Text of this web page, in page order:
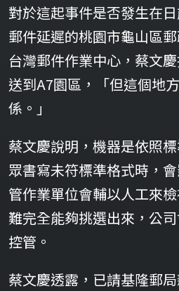
對於這起事件是否發生在
郵件延遲的桃園市龜山區
台灣郵件作業中心，蔡文
送到A7園區，「但這個地
係。」
蔡文慶說明，機器是依照
眾書寫未符標準格式時，
管作業單位會輔以人工來
難完全能夠挑選出來，公
控管。
蔡文慶透露，已請基隆郵